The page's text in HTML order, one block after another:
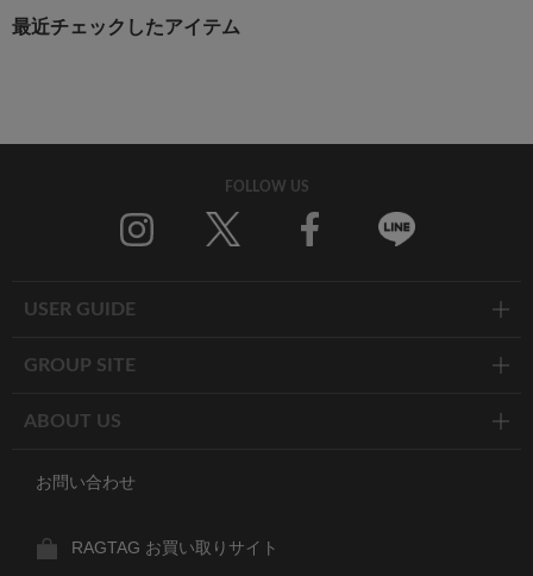
最近チェックしたアイテム
FOLLOW US
USER GUIDE
GROUP SITE
ABOUT US
お問い合わせ
RAGTAG お買い取りサイト